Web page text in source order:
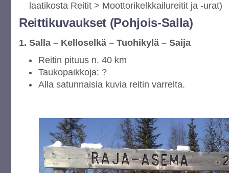
laatikosta Reitit > Moottorikelkkailureitit ja -urat)
Reittikuvaukset (Pohjois-Salla)
1. Salla – Kelloselkä – Tuohikylä – Saija
Reitin pituus n. 40 km
Taukopaikkoja: ?
Alla satunnaisia kuvia reitin varrelta.